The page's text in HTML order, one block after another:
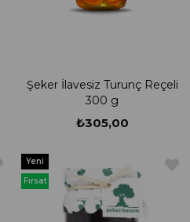
Şeker İlavesiz Turunç Reçeli
300 g
₺305,00
Yeni
Ürün
Fırsat